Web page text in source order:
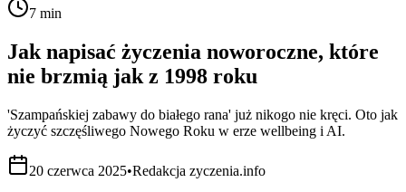
7 min
Jak napisać życzenia noworoczne, które
nie brzmią jak z 1998 roku
'Szampańskiej zabawy do białego rana' już nikogo nie kręci. Oto jak
życzyć szczęśliwego Nowego Roku w erze wellbeing i AI.
20 czerwca 2025•Redakcja zyczenia.info